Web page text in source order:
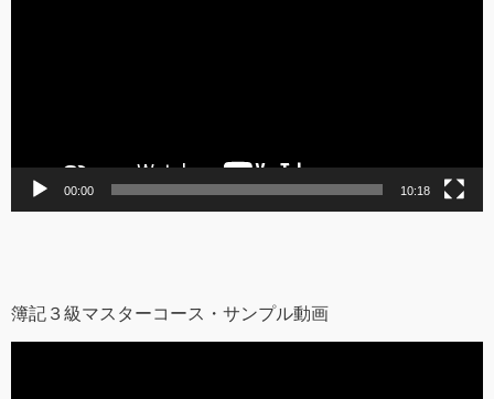
00:00 10:18
簿記３級マスターコース・サンプル動画